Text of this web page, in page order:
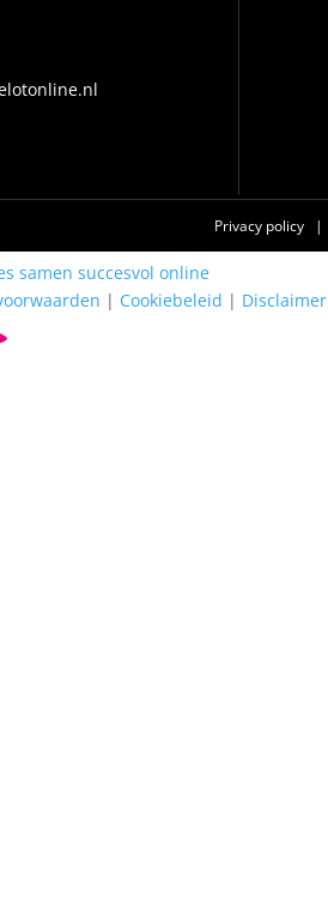
Privacy policy |
samen succesvol online
| Cookiebeleid | Disclaimer